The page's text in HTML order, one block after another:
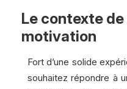
Le contexte
motivation
Fort d’une solide
souhaitez répondre à